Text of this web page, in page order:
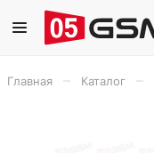
Главная Каталог